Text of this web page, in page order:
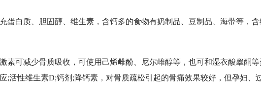
白质、胆固醇、维生素，含钙多的食物有奶制品、豆制品、海带等，含
可减少骨质吸收，可使用己烯雌酚、尼尔雌醇等，也可和湿衣酸睾酮等
;活性维生素D;钙剂;降钙素，对骨质疏松引起的骨痛效果较好，但孕妇、